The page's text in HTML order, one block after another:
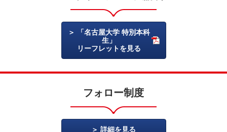
「名古屋大学 特別本科
生」
リーフレットを見る
フォロー制度
詳細を見る